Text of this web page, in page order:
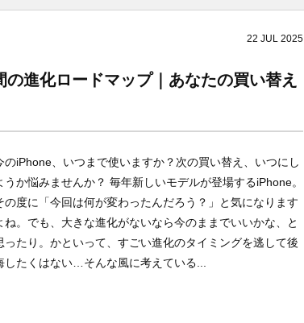
22 JUL 2025
進化ロードマップ｜あなたの買い替え
のiPhone、いつまで使いますか？次の買い替え、いつにし
うか悩みませんか？ 毎年新しいモデルが登場するiPhone。
の度に「今回は何が変わったんだろう？」と気になります
ね。でも、大きな進化がないなら今のままでいいかな、と
ったり。かといって、すごい進化のタイミングを逃して後
したくはない…そんな風に考えている...